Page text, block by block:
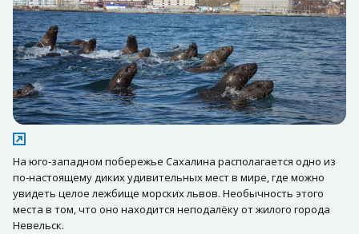
На юго-западном побережье Сахалина располагается одно из
по-настоящему диких удивительных мест в мире, где можно
увидеть целое лежбище морских львов. Необычность этого
места в том, что оно находится неподалёку от жилого города
Невельск.